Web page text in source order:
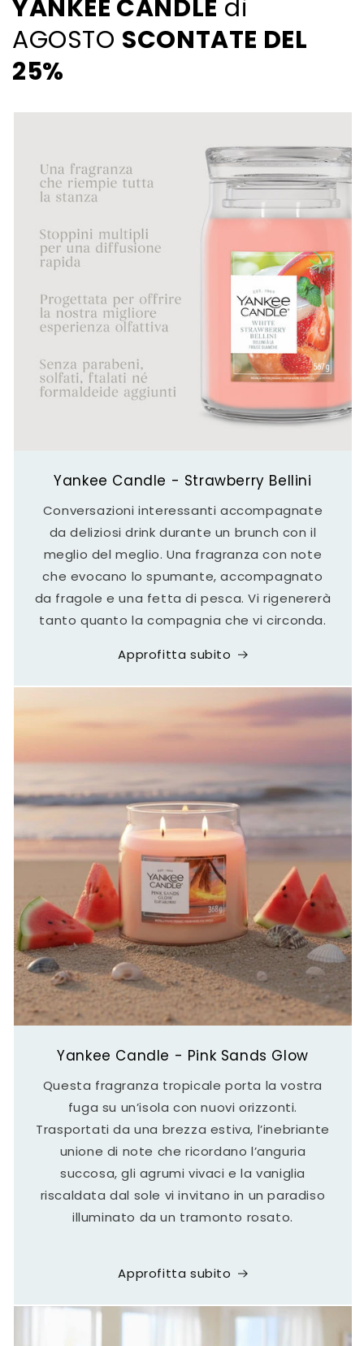
YANKEE CANDLE di
AGOSTO SCONTATE DEL
25%
Yankee Candle - Strawberry Bellini
Conversazioni interessanti accompagnate
da deliziosi drink durante un brunch con il
meglio del meglio. Una fragranza con note
che evocano lo spumante, accompagnato
da fragole e una fetta di pesca. Vi rigenererà
tanto quanto la compagnia che vi circonda.
Approfitta subito
Yankee Candle - Pink Sands Glow
Questa fragranza tropicale porta la vostra
fuga su un’isola con nuovi orizzonti.
Trasportati da una brezza estiva, l’inebriante
unione di note che ricordano l’anguria
succosa, gli agrumi vivaci e la vaniglia
riscaldata dal sole vi invitano in un paradiso
illuminato da un tramonto rosato.
Approfitta subito